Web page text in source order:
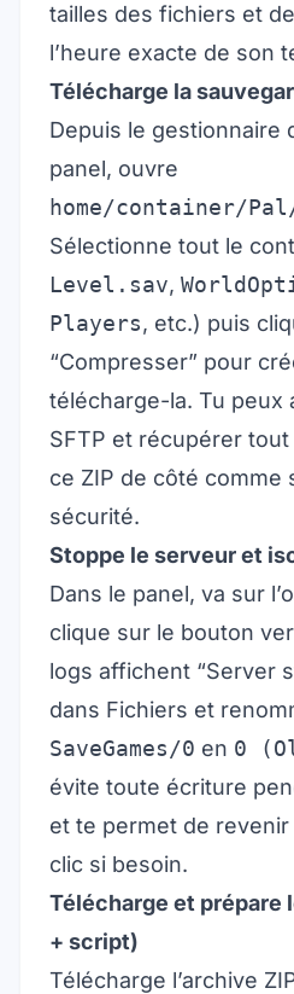
tailles des fichiers et
l’heure exacte de son
Télécharge la
Depuis le gestionnaire
panel, ouvre
home/container/Pal/
Sélectionne tout le
Level.sav,
Players, etc.) puis
“Compresser” pour
télécharge-la. Tu peux
SFTP et récupérer
ce ZIP de côté comme
sécurité.
Stoppe le serveur et
Dans le panel, va sur
clique sur le bouton
logs affichent “Server
dans Fichiers et
SaveGames/0 en 0
évite toute écriture
et te permet de
clic si besoin.
Télécharge et prépare
+ script)
Télécharge l’archive